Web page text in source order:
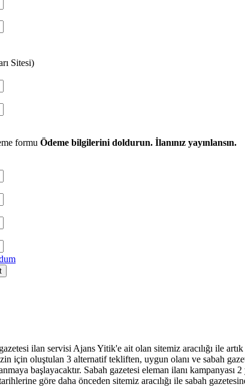
Sitesi)
Ödeme bilgilerini doldurun. İlanınız yayınlansın.
ilan servisi Ajans Yitik'e ait olan sitemiz aracılığı ile
için oluştulan 3 alternatif tekliften, uygun olanı ve sabah
başlayacaktır. Sabah gazetesi eleman ilanı
göre daha önceden sitemiz aracılığı ile sabah